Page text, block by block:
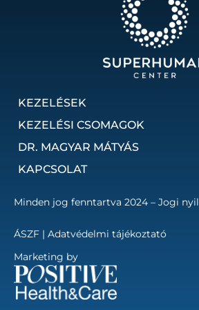
KEZELÉSEK
KEZELÉSI CSOMAGOK
DR. MAGYAR MÁTYÁS
KAPCSOLAT
Minden jog fenntartva 2024 – Jogi
ÁSZF | Adatvédelmi tájékoztató
Marketing by